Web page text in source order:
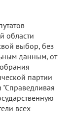
области
выбор, без
данным, от
партии
всех